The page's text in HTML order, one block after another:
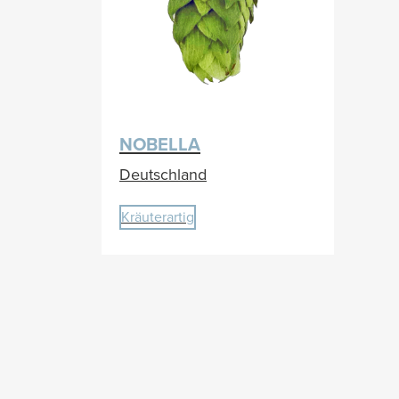
NOBELLA
Deutschland
Kräuterartig